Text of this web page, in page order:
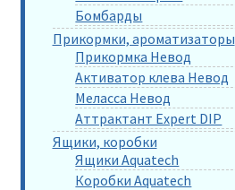
Бомбарды
Прикормки, ароматизаторы
Прикормка Невод
Активатор клева Невод
Меласса Невод
Аттрактант Expert DIP
Ящики, коробки
Ящики Aquatech
Коробки Aquatech